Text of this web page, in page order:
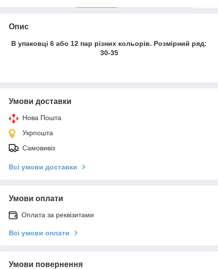
Опис
В упаковці 6 або 12 пар різних кольорів. Розмірний ряд:
30-35
Умови доставки
Нова Пошта
Укрпошта
Самовивіз
Всі умови доставки
Умови оплати
Оплата за реквізитами
Всі умови оплати
Умови повернення